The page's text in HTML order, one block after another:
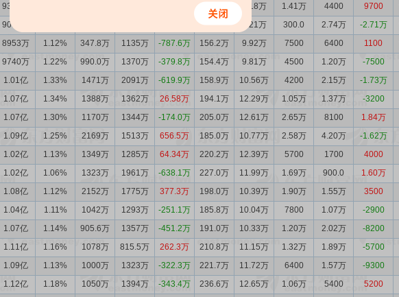
9368万 128.7万 8.18万 1.41万 4400 9700
9008万 115.0万 7.21万 300.0 2.74万 -2.71万
8953万 1.12% 347.8万 1135万 -787.6万 156.2万 9.92万 7500 6400 1100
9740万 1.22% 990.0万 1370万 -379.8万 154.4万 9.81万 4500 1.20万 -7500
1.01亿 1.33% 1471万 2091万 -619.9万 158.9万 10.56万 4200 2.15万 -1.73万
1.07亿 1.34% 1388万 1362万 26.58万 194.1万 12.29万 1.05万 1.37万 -3200
1.07亿 1.30% 1170万 1344万 -174.0万 205.0万 12.61万 2.65万 8100 1.84万
1.09亿 1.25% 2169万 1513万 656.5万 185.0万 10.77万 2.58万 4.20万 -1.62万
1.02亿 1.13% 1349万 1285万 64.34万 220.2万 12.39万 5700 1700 4000
1.02亿 1.06% 1323万 1961万 -638.1万 227.0万 11.99万 1.69万 900.0 1.60万
1.08亿 1.12% 2152万 1775万 377.3万 198.0万 10.39万 1.90万 1.55万 3500
1.04亿 1.11% 1042万 1293万 -251.1万 185.8万 10.04万 7800 1.07万 -2900
1.07亿 1.14% 905.6万 1357万 -451.2万 191.0万 10.33万 1.20万 2.02万 -8200
1.11亿 1.16% 1078万 815.5万 262.3万 210.8万 11.15万 1.32万 1.89万 -5700
1.09亿 1.13% 1000万 1323万 -322.3万 221.7万 11.72万 6400 1.57万 -9300
1.12亿 1.18% 1050万 1394万 -343.4万 236.6万 12.65万 1.06万 5400 5200